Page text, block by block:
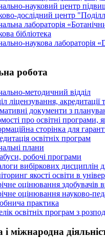
науковий центр
дослідний центр
лабораторія
бібліотека
наукова лабораторія
робота
методичний відділ
ліцензування, акредитації
документи з
про освітні програми,
сторінка для
освітніх програм
плани
робочі програми
вибіркових дисциплін
якості освіти в
оцінювання здобувачів
оцінювання науково-
практика
освітніх програм з
міжнародна